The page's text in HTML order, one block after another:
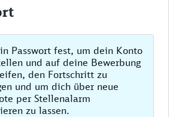
Passwort fest, um dein Konto
und auf deine Bewerbung
den Fortschritt zu
und um dich über neue
per Stellenalarm
zu lassen.